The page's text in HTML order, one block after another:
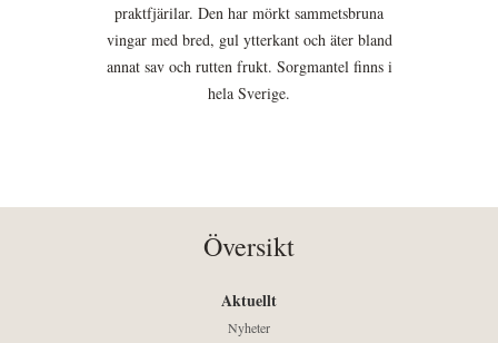
praktfjärilar. Den har mörkt sammetsbruna
vingar med bred, gul ytterkant och äter bland
annat sav och rutten frukt. Sorgmantel finns i
hela Sverige.
Översikt
Aktuellt
Nyheter